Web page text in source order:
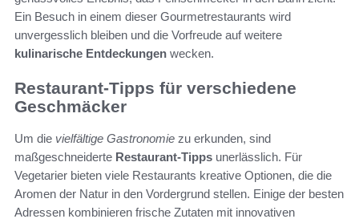
Ein Besuch in einem dieser Gourmetrestaurants wird
unvergesslich bleiben und die Vorfreude auf weitere
kulinarische Entdeckungen wecken.
Restaurant-Tipps für verschiedene
Geschmäcker
Um die vielfältige Gastronomie zu erkunden, sind
maßgeschneiderte Restaurant-Tipps unerlässlich. Für
Vegetarier bieten viele Restaurants kreative Optionen, die die
Aromen der Natur in den Vordergrund stellen. Einige der besten
Adressen kombinieren frische Zutaten mit innovativen